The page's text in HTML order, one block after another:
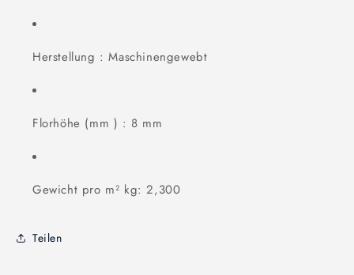
Herstellung : Maschinengewebt
Florhöhe (mm ) : 8 mm
Gewicht pro m² kg: 2,300
Teilen